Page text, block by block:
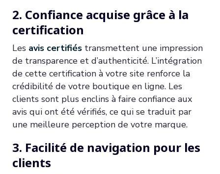
2. Confiance acquise grâce à la
certification
Les avis certifiés transmettent une impression
de transparence et d’authenticité. L’intégration
de cette certification à votre site renforce la
crédibilité de votre boutique en ligne. Les
clients sont plus enclins à faire confiance aux
avis qui ont été vérifiés, ce qui se traduit par
une meilleure perception de votre marque.
3. Facilité de navigation pour les
clients